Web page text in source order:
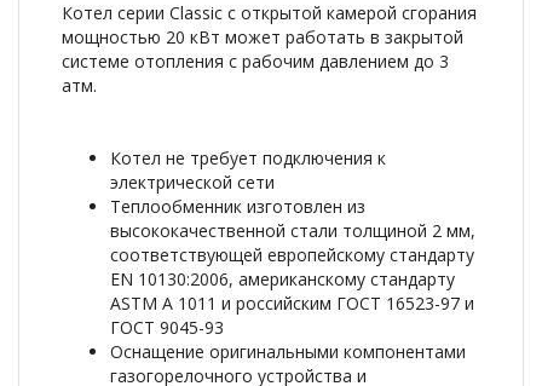
Котел серии Classic с открытой камерой сгорания
мощностью 20 кВт может работать в закрытой
системе отопления с рабочим давлением до 3
атм.
Котел не требует подключения к
электрической сети
Теплообменник изготовлен из
высококачественной стали толщиной 2 мм,
соответствующей европейскому стандарту
EN 10130:2006, американскому стандарту
ASTM A 1011 и российским ГОСТ 16523-97 и
ГОСТ 9045-93
Оснащение оригинальными компонентами
газогорелочного устройства и